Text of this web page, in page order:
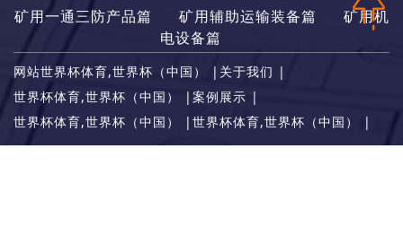
矿用一通三防产品篇 矿用辅助运输装备篇
矿用机
电设备篇
网站世界杯体育,世界杯（中国） | 关于我们 |
世界杯体育,世界杯（中国）
| 案例展示 |
世界杯体育,世界杯（中国）
| 世界杯体育,世界杯（中国）
|